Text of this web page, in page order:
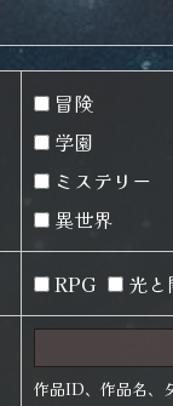
冒険
学園
ミステリー
異世界
RPG 光と
作品ID、作品名、